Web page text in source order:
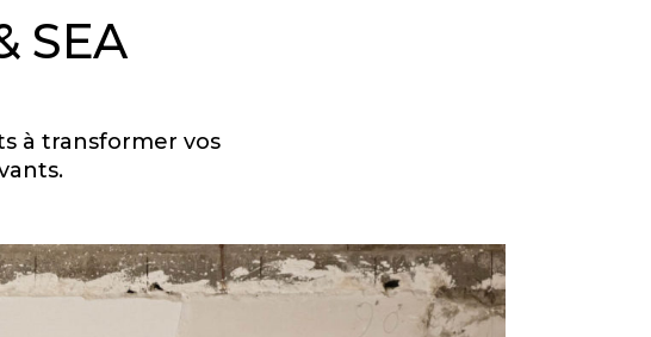
SEA
à transformer vos